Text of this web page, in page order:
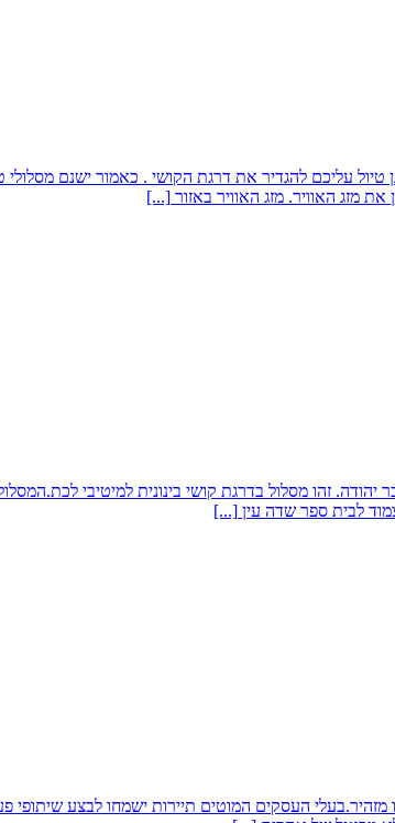
טיול עליכם להגדיר את דרגת הקושי . כאמור ישנם
מזג האוויר. מזג האוויר באזור [...]
לבית ספר שדה עין [...]
יריחו נכון לחודש דצמבר 2021 משוועת לתיירים והמצב הכלכלי אינו מזהיר.בעלי העסקים המוטים